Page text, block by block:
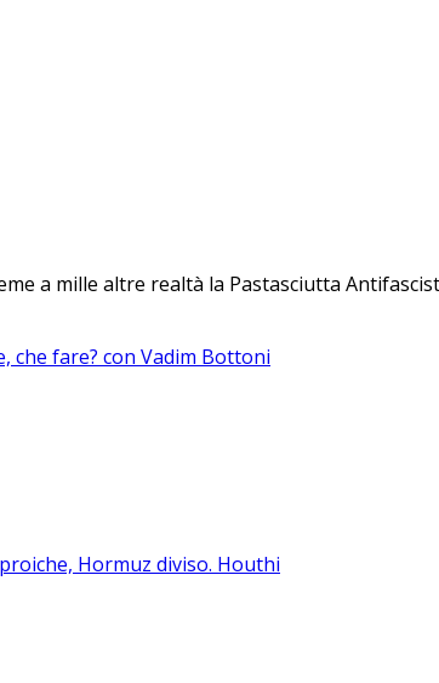
a mille altre realtà la Pastasciutta
che fare? con Vadim Bottoni
Hormuz diviso. Houthi